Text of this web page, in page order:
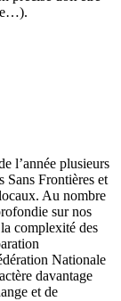
l’année plusieurs
Sans Frontières et
Au nombre
sur nos
complexité des
Nationale
davantage
et de